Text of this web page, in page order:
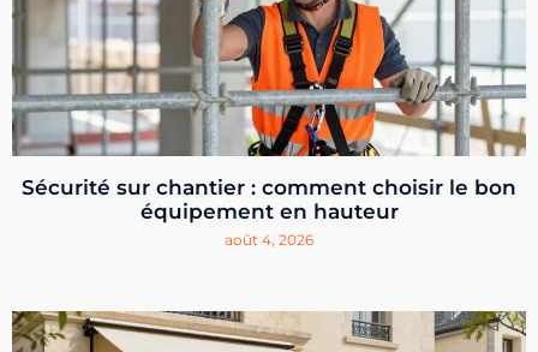
Sécurité sur chantier : comment choisir le bon
équipement en hauteur
août 4, 2026